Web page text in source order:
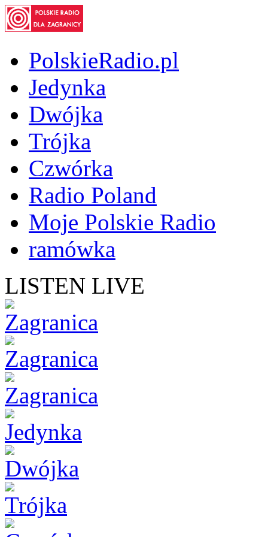
PolskieRadio.pl
Jedynka
Dwójka
Trójka
Czwórka
Radio Poland
Moje Polskie Radio
ramówka
LISTEN LIVE